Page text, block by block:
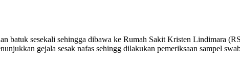
batuk sesekali sehingga dibawa ke Rumah Sakit Kristen Lindimara
gejala sesak nafas sehingg dilakukan pemeriksaan sampel